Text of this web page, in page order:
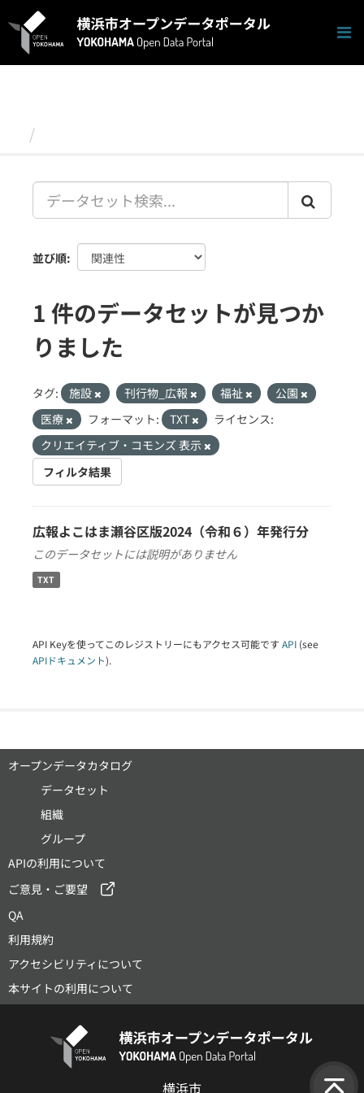
キ
並び順
1 件のデータセットが見つか
りました
タグ: 施設 刊行物_広報 福祉
公園
医療
フォーマット: TXT
ライセンス:
クリエイティブ・コモンズ 表示
フィルタ結果
広報よこはま瀬谷区版2024（令和６）年発行分
このデータセットには説明がありません
TXT
API Keyを使ってこのレジストリーにもアクセス可能です API (see
APIドキュメント).
オープンデータカタログ
データセット
組織
グループ
APIの利用について
ご意見・ご要望
QA
利用規約
アクセシビリティについて
本サイトの利用について
横浜市